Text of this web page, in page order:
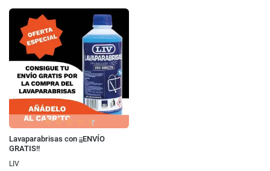
Lavaparabrisas con ¡¡ENVÍO
GRATIS!!
LIV